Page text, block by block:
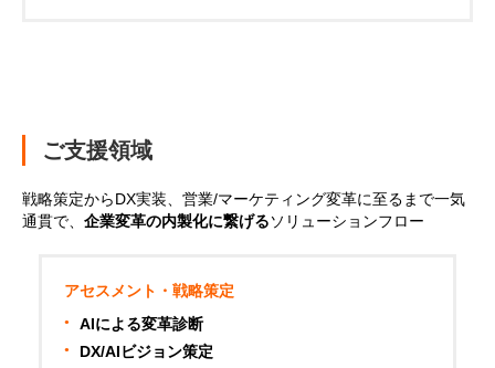
ご支援領域
戦略策定からDX実装、営業/マーケティング変革に至るまで一気
通貫で、 企業変革の内製化に繋げるソリューションフロー
アセスメント・戦略策定
AIによる変革診断
DX/AIビジョン策定